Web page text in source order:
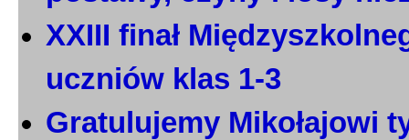
XXIII finał
uczniów klas 1-3
Gratulujemy Mikołajowi